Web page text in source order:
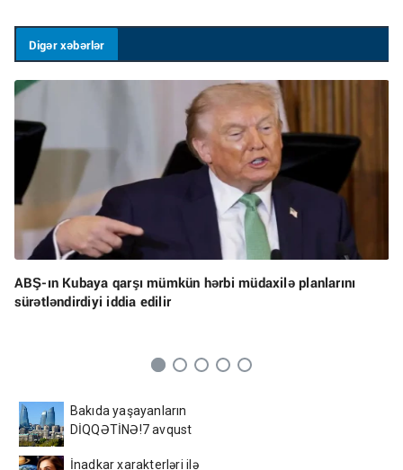
Digər xəbərlər
ABŞ-ın Kubaya qarşı mümkün hərbi müdaxilə planlarını
sürətləndirdiyi iddia edilir
Bakıda yaşayanların
DİQQƏTİNƏ!7 avqust
İnadkar xarakterləri ilə